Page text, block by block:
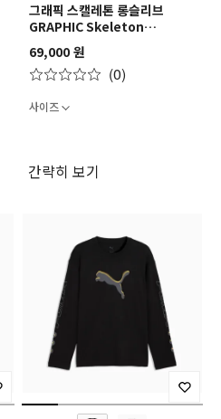
그래픽 스캘레톤 롱슬리브
GRAPHIC Skeleton
Longsleeve
69,000 원
(0)
사이즈
간략히 보기